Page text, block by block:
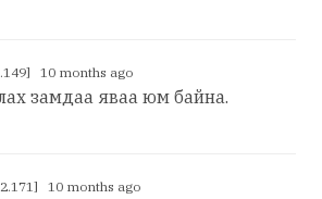
10 months ago
замдаа яваа юм байна.
10 months ago